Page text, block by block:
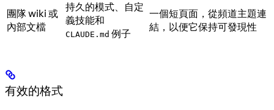
團隊 wiki 或
內部文檔
持久的模式、自定
義技能和
CLAUDE.md 例子
一個短頁面，從頻道主題連
結，以便它保持可發現性
有效的格式